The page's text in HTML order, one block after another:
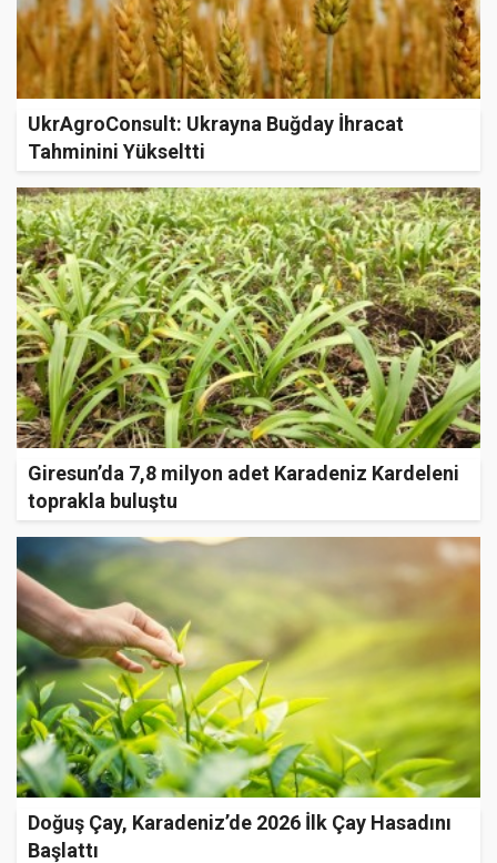
UkrAgroConsult: Ukrayna Buğday İhracat
Tahminini Yükseltti
Giresun’da 7,8 milyon adet Karadeniz Kardeleni
toprakla buluştu
Doğuş Çay, Karadeniz’de 2026 İlk Çay Hasadını
Başlattı